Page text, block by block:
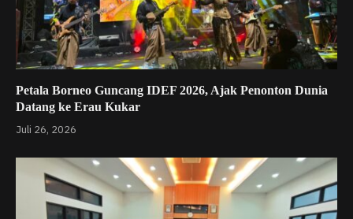
Petala Borneo Guncang IDEF 2026, Ajak Penonton Dunia
Datang ke Erau Kukar
Juli 26, 2026